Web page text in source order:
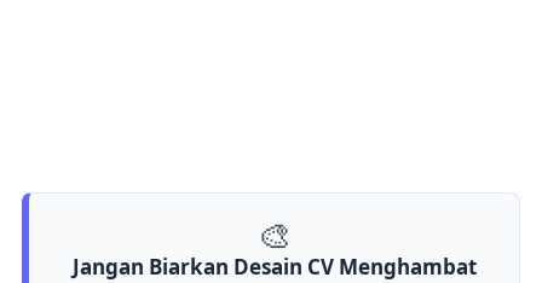
🎨
Jangan Biarkan Desain CV Menghambat